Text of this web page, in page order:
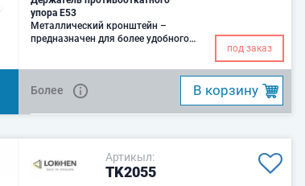
упора E53
Металлический кронштейн –
предназначен для более удобного
под заказ
Более B корзину
Артикыл:
TK2055